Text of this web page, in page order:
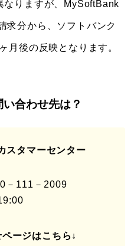
なりますが、MySoftBank
求分から、ソフトバンク
月後の反映となります。
合わせ先は？
スタマーセンター
－111－2009
ージはこちら↓